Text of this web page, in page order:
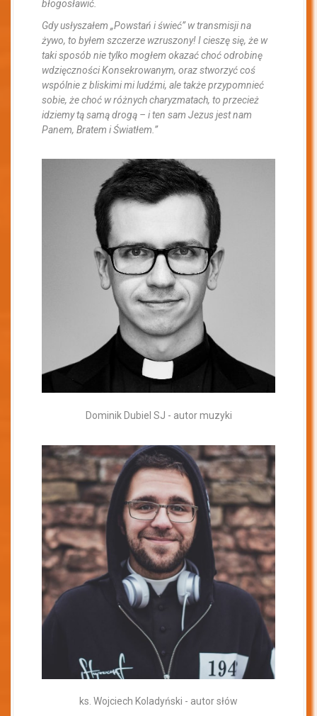
błogosławić.
Gdy usłyszałem „Powstań i świeć” w transmisji na
żywo, to byłem szczerze wzruszony! I cieszę się, że w
taki sposób nie tylko mogłem okazać choć odrobinę
wdzięczności Konsekrowanym, oraz stworzyć coś
wspólnie z bliskimi mi ludźmi, ale także przypomnieć
sobie, że choć w różnych charyzmatach, to przecież
idziemy tą samą drogą – i ten sam Jezus jest nam
Panem, Bratem i Światłem.”
Dominik Dubiel SJ - autor muzyki
ks. Wojciech Koladyński - autor słów